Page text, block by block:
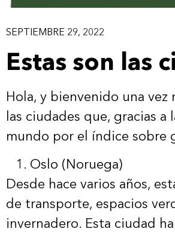
SEPTIEMBRE 29, 2022
Estas son las
Hola, y bienvenido una
las ciudades que, gracias
mundo por el índice sobre
Oslo (Noruega)
Desde hace varios años,
de transporte, espacios
invernadero. Esta ciudad